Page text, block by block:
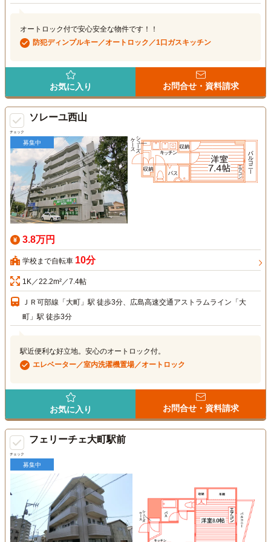
オートロック付で安心安全な物件です！！
防犯ディンプルキー／オートロック／1口ガスキッチン
お気に入り お問合せ・資料請求
チェック
ソレーユ西山
募集中
3.8万円
学校まで自転車 10分
1K／22.2m²／7.4帖
ＪＲ可部線「大町」駅 徒歩3分、広島高速交通アストラムライン「大
町」駅 徒歩3分
駅近便利な好立地。安心のオートロック付。
エレベーター／室内洗濯機置場／オートロック
お気に入り お問合せ・資料請求
チェック
フェリーチェ大町駅前
募集中